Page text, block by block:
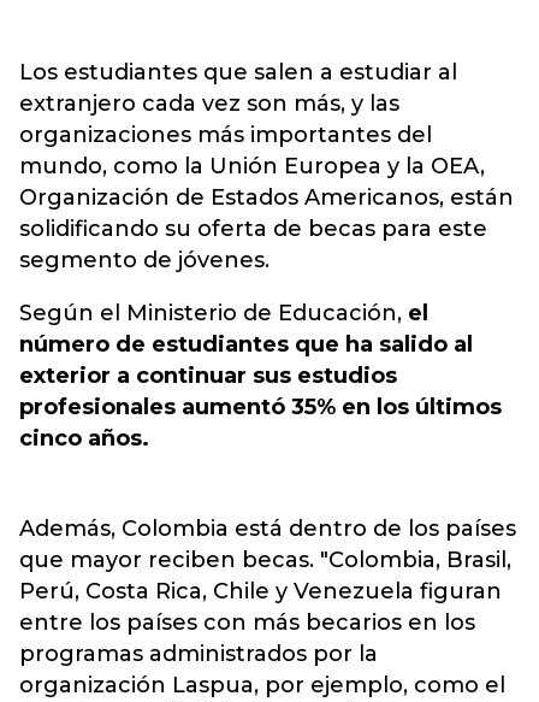
Los estudiantes que salen a estudiar al
extranjero cada vez son más, y las
organizaciones más importantes del
mundo, como la Unión Europea y la OEA,
Organización de Estados Americanos, están
solidificando su oferta de becas para este
segmento de jóvenes.
Según el Ministerio de Educación, el
número de estudiantes que ha salido al
exterior a continuar sus estudios
profesionales aumentó 35% en los últimos
cinco años.
Además, Colombia está dentro de los países
que mayor reciben becas. "Colombia, Brasil,
Perú, Costa Rica, Chile y Venezuela figuran
entre los países con más becarios en los
programas administrados por la
organización Laspua, por ejemplo, como el